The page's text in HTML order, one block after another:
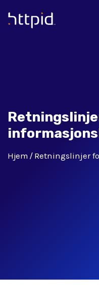
™
Hjem Retningslinjer